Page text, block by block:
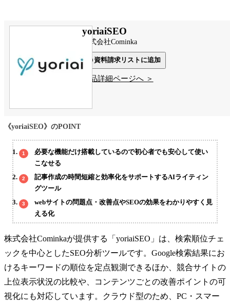
yoriaiSEO
株式会社Cominka
資料請求リストに追加
製品詳細ページへ ＞
《yoriaiSEO》のPOINT
必要な機能だけ搭載しているので初心者でも安心して使い
こなせる
記事作成の時間短縮と効率化をサポートするAIライティン
グツール
webサイトの問題点・改善点やSEOの効果をわかりやすく見
える化
株式会社Cominkaが提供する「yoriaiSEO」は、検索順位チェ
ックを中心としたSEO分析ツールです。Google検索結果にお
けるキーワードの順位を定点観測できるほか、競合サイトの
上位表示状況の比較や、コンテンツごとの改善ポイントの可
視化にも対応しています。クラウド型のため、PC・スマー